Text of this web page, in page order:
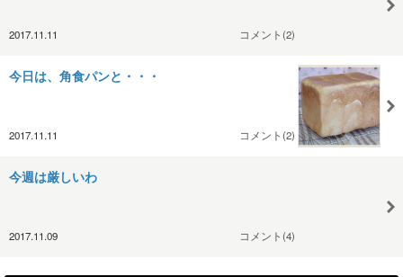
2017.11.11 コメント(2)
今日は、角食パンと・・・
2017.11.11 コメント(2)
今週は厳しいわ
2017.11.09 コメント(4)